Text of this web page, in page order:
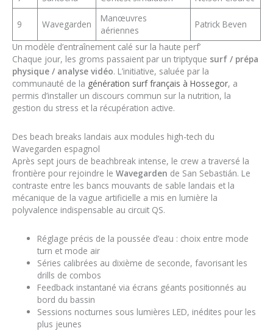
9 Wavegarden
Manœuvres
aériennes
Patrick Beven
Un modèle d’entraînement calé sur la haute perf’
Chaque jour, les groms passaient par un triptyque surf / prépa
physique / analyse vidéo. L’initiative, saluée par la
communauté de la génération surf français à Hossegor, a
permis d’installer un discours commun sur la nutrition, la
gestion du stress et la récupération active.
Des beach breaks landais aux modules high-tech du
Wavegarden espagnol
Après sept jours de beachbreak intense, le crew a traversé la
frontière pour rejoindre le Wavegarden de San Sebastián. Le
contraste entre les bancs mouvants de sable landais et la
mécanique de la vague artificielle a mis en lumière la
polyvalence indispensable au circuit QS.
Réglage précis de la poussée d’eau : choix entre mode
turn et mode air
Séries calibrées au dixième de seconde, favorisant les
drills de combos
Feedback instantané via écrans géants positionnés au
bord du bassin
Sessions nocturnes sous lumières LED, inédites pour les
plus jeunes